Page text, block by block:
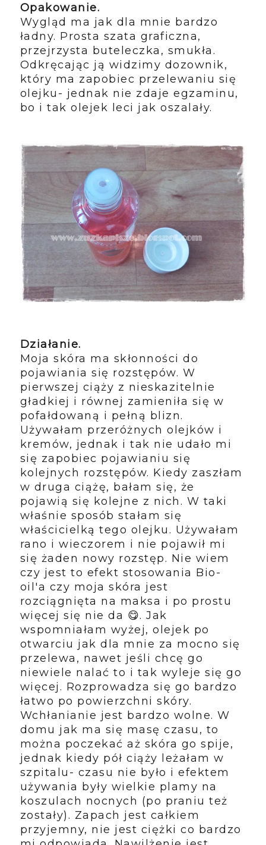
Opakowanie.
Wygląd ma jak dla mnie bardzo
ładny. Prosta szata graficzna,
przejrzysta buteleczka, smukła.
Odkręcając ją widzimy dozownik,
który ma zapobiec przelewaniu się
olejku- jednak nie zdaje egzaminu,
bo i tak olejek leci jak oszalały.
Działanie.
Moja skóra ma skłonności do
pojawiania się rozstępów. W
pierwszej ciąży z nieskazitelnie
gładkiej i równej zamieniła się w
pofałdowaną i pełną blizn.
Używałam przeróżnych olejków i
kremów, jednak i tak nie udało mi
się zapobiec pojawianiu się
kolejnych rozstępów. Kiedy zaszłam
w druga ciążę, bałam się, że
pojawią się kolejne z nich. W taki
właśnie sposób stałam się
właścicielką tego olejku. Używałam
rano i wieczorem i nie pojawił mi
się żaden nowy rozstęp. Nie wiem
czy jest to efekt stosowania Bio-
oil'a czy moja skóra jest
rozciągnięta na maksa i po prostu
więcej się nie da 😋. Jak
wspomniałam wyżej, olejek po
otwarciu jak dla mnie za mocno się
przelewa, nawet jeśli chcę go
niewiele nalać to i tak wyleje się go
więcej. Rozprowadza się go bardzo
łatwo po powierzchni skóry.
Wchłanianie jest bardzo wolne. W
domu jak ma się masę czasu, to
można poczekać aż skóra go spije,
jednak kiedy pół ciąży leżałam w
szpitalu- czasu nie było i efektem
używania były wielkie plamy na
koszulach nocnych (po praniu też
zostały). Zapach jest całkiem
przyjemny, nie jest ciężki co bardzo